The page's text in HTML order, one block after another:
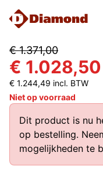
€ 1.371,00
€ 1.028,50
€ 1.244,49 incl. BTW
Niet op voorraad
Dit product is nu
op bestelling.
mogelijkheden te